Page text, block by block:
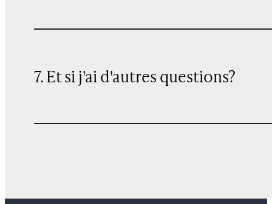
7. Et si j'ai d'autres questions?